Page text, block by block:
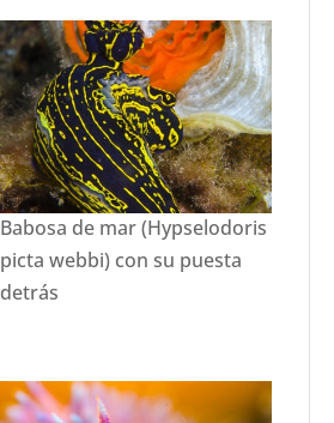
Babosa de mar (Hypselodoris
picta webbi) con su puesta
detrás